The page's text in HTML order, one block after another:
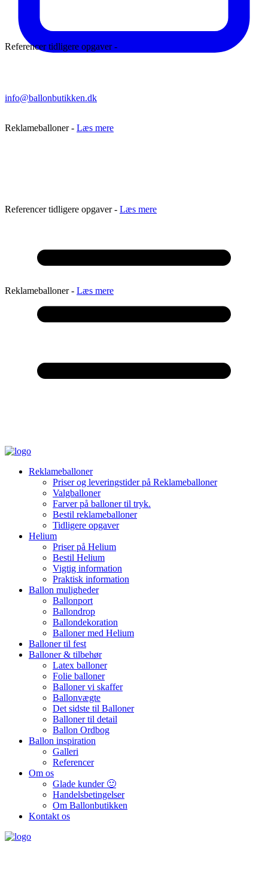
info@ballonbutikken.dk
Reklameballoner
Priser og leveringstider på Reklameballoner
Valgballoner
Farver på balloner til tryk.
Bestil reklameballoner
Tidligere opgaver
Helium
Priser på Helium
Bestil Helium
Vigtig information
Praktisk information
Ballon muligheder
Ballonport
Ballondrop
Ballondekoration
Balloner med Helium
Balloner til fest
Balloner & tilbehør
Latex balloner
Folie balloner
Balloner vi skaffer
Ballonvægte
Det sidste til Balloner
Balloner til detail
Ballon Ordbog
Ballon inspiration
Galleri
Referencer
Om os
Glade kunder 🙂
Handelsbetingelser
Om Ballonbutikken
Kontakt os